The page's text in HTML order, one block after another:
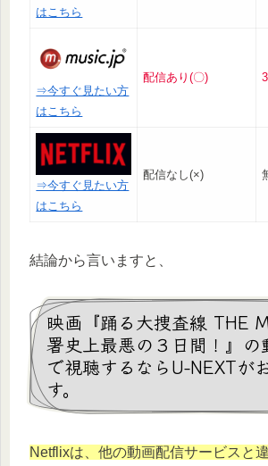
はこちら
⇒今すぐ見たい方
はこちら
配信あり(〇)
⇒今すぐ見たい方
はこちら
配信なし(×)
結論から言いますと、
映画『踊る大捜査線 THE
署史上最悪の３日間！』の
で視聴するならU-NEXTが
す。
Netflixは、他の動画配信サービスと